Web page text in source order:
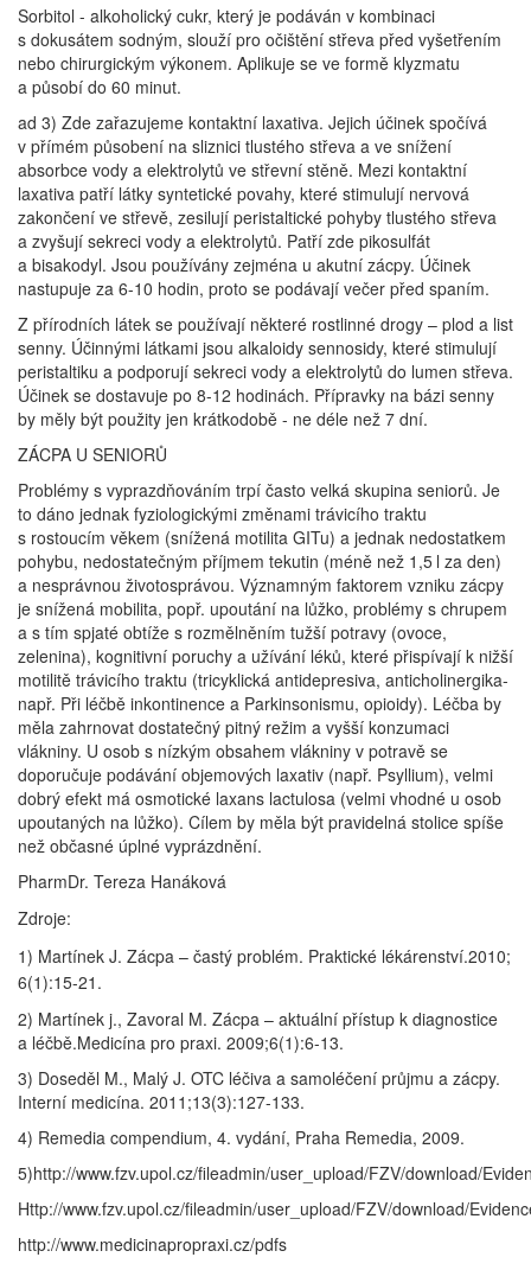
Sorbitol - alkoholický cukr, který je podáván v kombinaci
s dokusátem sodným, slouží pro očištění střeva před vyšetřením
nebo chirurgickým výkonem. Aplikuje se ve formě klyzmatu
a působí do 60 minut.
ad 3) Zde zařazujeme kontaktní laxativa. Jejich účinek spočívá
v přímém působení na sliznici tlustého střeva a ve snížení
absorbce vody a elektrolytů ve střevní stěně. Mezi kontaktní
laxativa patří látky syntetické povahy, které stimulují nervová
zakončení ve střevě, zesilují peristaltické pohyby tlustého střeva
a zvyšují sekreci vody a elektrolytů. Patří zde pikosulfát
a bisakodyl. Jsou používány zejména u akutní zácpy. Účinek
nastupuje za 6-10 hodin, proto se podávají večer před spaním.
Z přírodních látek se používají některé rostlinné drogy – plod a list
senny. Účinnými látkami jsou alkaloidy sennosidy, které stimulují
peristaltiku a podporují sekreci vody a elektrolytů do lumen střeva.
Účinek se dostavuje po 8-12 hodinách. Přípravky na bázi senny
by měly být použity jen krátkodobě - ne déle než 7 dní.
ZÁCPA U SENIORŮ
Problémy s vyprazdňováním trpí často velká skupina seniorů. Je
to dáno jednak fyziologickými změnami trávicího traktu
s rostoucím věkem (snížená motilita GITu) a jednak nedostatkem
pohybu, nedostatečným příjmem tekutin (méně než 1,5 l za den)
a nesprávnou životosprávou. Významným faktorem vzniku zácpy
je snížená mobilita, popř. upoutání na lůžko, problémy s chrupem
a s tím spjaté obtíže s rozmělněním tužší potravy (ovoce,
zelenina), kognitivní poruchy a užívání léků, které přispívají k nižší
motilitě trávicího traktu (tricyklická antidepresiva, anticholinergika-
např. Při léčbě inkontinence a Parkinsonismu, opioidy). Léčba by
měla zahrnovat dostatečný pitný režim a vyšší konzumaci
vlákniny. U osob s nízkým obsahem vlákniny v potravě se
doporučuje podávání objemových laxativ (např. Psyllium), velmi
dobrý efekt má osmotické laxans lactulosa (velmi vhodné u osob
upoutaných na lůžko). Cílem by měla být pravidelná stolice spíše
než občasné úplné vyprázdnění.
PharmDr. Tereza Hanáková
Zdroje:
1) Martínek J. Zácpa – častý problém. Praktické lékárenství.2010;
6(1):15-21.
2) Martínek j., Zavoral M. Zácpa – aktuální přístup k diagnostice
a léčbě.Medicína pro praxi. 2009;6(1):6-13.
3) Doseděl M., Malý J. OTC léčiva a samoléčení průjmu a zácpy.
Interní medicína. 2011;13(3):127-133.
4) Remedia compendium, 4. vydání, Praha Remedia, 2009.
5)http://www.fzv.upol.cz/fileadmin/user_upload/FZV/download/
Http://www.fzv.upol.cz/fileadmin/user_upload/FZV/download/
http://www.medicinapropraxi.cz/pdfs